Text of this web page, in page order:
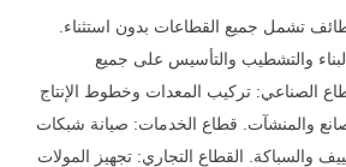
تشمل جميع القطاعات بدون استثناء.
والتشطيب والتأسيس على جميع
الصناعي: تركيب المعدات وخطوط الإنتاج
والمنشآت. قطاع الخدمات: صيانة شبكات
والسباكة. القطاع التجاري: تجهيز المولات